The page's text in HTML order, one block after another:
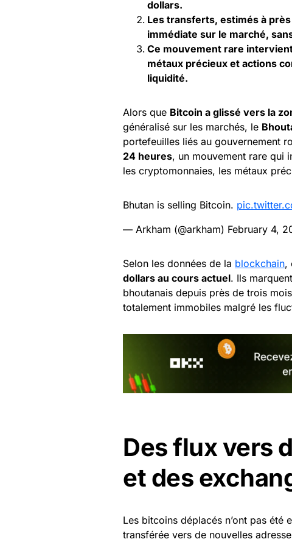
dollars.
Les transferts, estimés à
immédiate sur le marché,
Ce mouvement rare
métaux précieux et actions
liquidité.
Alors que Bitcoin a glissé vers la
généralisé sur les marchés, le
portefeuilles liés au gouvernement
24 heures, un mouvement rare qui
les cryptomonnaies, les métaux
Bhutan is selling Bitcoin.
— Arkham (@arkham) February 4,
Selon les données de la blockchain,
dollars au cours actuel. Ils
bhoutanais depuis près de trois
totalement immobiles malgré les
Des flux vers
et des
Les bitcoins déplacés n’ont pas été
transférée vers de nouvelles